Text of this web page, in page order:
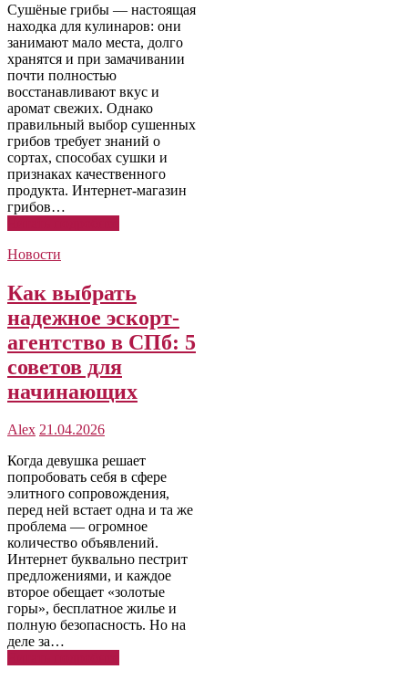
Сушёные грибы — настоящая
находка для кулинаров: они
занимают мало места, долго
хранятся и при замачивании
почти полностью
восстанавливают вкус и
аромат свежих. Однако
правильный выбор сушенных
грибов требует знаний о
сортах, способах сушки и
признаках качественного
продукта. Интернет-магазин
грибов…
Новости
Как выбрать
надежное эскорт-
агентство в СПб: 5
советов для
начинающих
Alex 21.04.2026
Когда девушка решает
попробовать себя в сфере
элитного сопровождения,
перед ней встает одна и та же
проблема — огромное
количество объявлений.
Интернет буквально пестрит
предложениями, и каждое
второе обещает «золотые
горы», бесплатное жилье и
полную безопасность. Но на
деле за…